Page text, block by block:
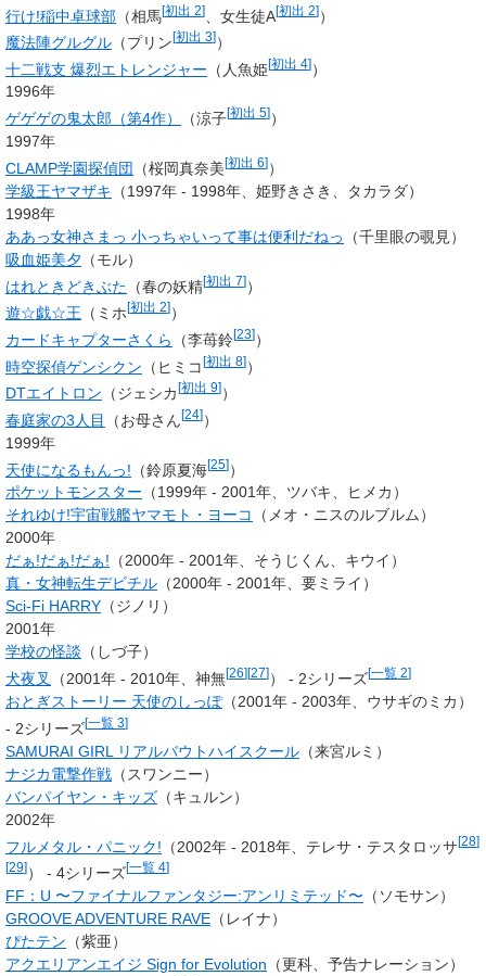
行け!稲中卓球部 （相馬[初出 2] 、女生徒A[初出 2]）
魔法陣グルグル （プリン[初出 3] ）
十二戦支 爆烈エトレンジャー （人魚姫[初出 4]）
1996年
ゲゲゲの鬼太郎（第4作）
（涼子[初出 5] ）
1997年
CLAMP学園探偵団
（桜岡真奈美[初出 6] ）
学級王ヤマザキ （1997年 - 1998年、 姫野きさき
、タカラダ）
1998年
ああっ女神さまっ 小っちゃいって事は便利だねっ
（千里眼の覗見）
吸血姫美夕 （モル）
はれときどきぶた （春の妖精[初出 7]）
遊☆戯☆王 （ ミホ[初出 2] ）
カードキャプターさくら
（李苺鈴[23] ）
時空探偵ゲンシクン （ヒミコ[初出 8]）
DTエイトロン （ジェシカ [初出 9] ）
春庭家の3人目
（お母さん[24] ）
1999年
天使になるもんっ! （鈴原夏海[25]）
ポケットモンスター （1999年 - 2001年、ツバキ、ヒメカ）
それゆけ!宇宙戦艦ヤマモト・ヨーコ
（メオ・ニスのルブルム）
2000年
だぁ!だぁ!だぁ! （2000年 - 2001年、そうじくん、キウイ）
真・女神転生デビチル （2000年 - 2001年、 要ミライ ）
Sci-Fi HARRY （ジノリ ）
2001年
学校の怪談 （しづ子）
犬夜叉
（2001年 - 2010年、神無[26][27] ） - 2シリーズ[一覧 2]
おとぎストーリー 天使のしっぽ（2001年 - 2003年、 ウサギのミカ ）
- 2シリーズ[一覧 3]
SAMURAI GIRL リアルバウトハイスクール （来宮ルミ）
ナジカ電撃作戦 （スワンニー）
バンパイヤン・キッズ （キュルン）
2002年
フルメタル・パニック! （2002年 - 2018年、 テレサ・テスタロッサ[28]
[29] ） - 4シリーズ[一覧 4]
FF：U 〜ファイナルファンタジー:アンリミテッド〜 （ソモサン）
GROOVE ADVENTURE RAVE （レイナ）
ぴたテン （紫亜）
アクエリアンエイジ Sign for Evolution （更科、予告ナレーション）